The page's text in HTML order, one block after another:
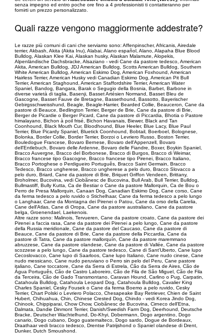
senza impegno ed entro poche ore fino a 4 professionisti ti contatteranno per
fornirti un prezzo personalizzato.
Quali razze vengono maggiormente addestrate?
Le razze più comuni di cani che serviamo sono: Affenpinscher, Africanis, Airedale
terrier, Akbash, Akita (Akita Inu), Alabai, Alano español, Alano, Alapaha Blue Blood
Bulldog, Alaskan Klee Kai, Alaskan husky, Alaskan Malamute, Alopekis,
Alpenländische Dachsbracke, Alsaziano - vedi Cane da pastore tedesco, American
Akita, American Bulldog, JDJ American Bulldog, Scotts American Bulldog, Southern
White American Bulldog, American Eskimo Dog, American Foxhound, American
Hairless Terrier, American Husky vedi Canadian Eskimo Dog, American Pit Bull
Terrier, American Staghound, American Staffordshire Terrier, American Water
Spaniel, Bandog, Bangara, Barak o Segugio della Bosnia, Barbet, Barbone in
diverse varietà di taglia, Basenji, Basset Artésien Normand, Basset Bleu de
Gascogne, Basset Fauve de Bretagne, Bassethound, Bassotto, Bayerischer
Gebirgsschweisshund, Beagle, Beagle-Harrier, Bearded Collie, Beauceron, Cane da
pastore di Beauce, Bedlington Terrier, Berger de Brie, Cane da pastore di Brie,
Berger de Picardie o Berger Picard, Cane da pastore di Piccardia, Bhotia o Pastore
himalayano, Bichon à poil frisé, Bichon Havanais, Biewer, Black and Tan
Coonhound, Black Mouth Cur, Bloodhound, Blue Heeler, Blue Lacy, Blue Paul
Terrier, Blue Picardy Spaniel, Bluetick Coonhound, Bobtail, Boerboel, Bolognese,
Bolonka, Border Collie, Border Terrier, Borzoi o Levriero Russo, Boston Terrier,
Bouledogue Francese, Bovaro Bernese, Bovaro dell'Appenzell, Bovaro
dell'Entlebuch, Bovaro delle Ardenne, Bovaro delle Fiandre, Boxer, Boykin Spaniel,
Bracco Auvergne, Bracco del Borbonese, Bracco di Burgos, Bracco di Weimar,
Bracco francese tipo Gascogne, Bracco francese tipo Pirenei, Bracco Italiano,
Bracco Portoghese o Perdigueiro Português, Bracco Saint Germain, Bracco
Tedesco, Bracco ungherese, Bracco ungherese a pelo duro, Bracco Slovacco a
pelo duro, Briard, Cane da pastore di Brie, Briquet Griffon Vendeen, Brittany,
Broholmer, Bucovina, vedi Ciobãnesc de Bucovina, Bull Arab, Bull Terrier, Bulldog,
Bullmastiff, Bully Kutta, Ca de Bestiar o Cane da pastore Mallorquin, Ca de Bou o
Perro de Presa Mallorquin, Canaan Dog, Canadian Eskimo Dog, Cane corso, Cane
da ferma tedesco a pelo ruvido o Stichelhaar, Cane da ferma tedesco a pelo lungo
o Langhaar, Cane da Montagna dei Pirenei o Patou, Cane da orso della Carelia,
Cane dell'Atlas, Cane di Oropa, Cane da pastore australiano, Cane da pastore
belga, Groenendael, Laekenois.
Altre razze sono: Malinois, Tervueren, Cane da pastore croato, Cane da pastore dei
Pirenei a faccia rasa, Cane da pastore dei Pirenei a pelo lungo, Cane da pastore
della Russia meridionale, Cane da pastore del Caucaso, Cane da pastore di
Beauce, Cane da pastore di Brie, Cane da pastore della Piccardia, Cane da
pastore di Tatra, Cane da pastore mallorquín, Cane da pastore maremmano
abruzzese, Cane da pastore olandese, Cane da pastore di Vallée, Cane da pastore
scozzese a pelo lungo, Cane da pastore tedesco, Cane di Sant'Uberto, Cane lupo
Cecoslovacco, Cane lupo di Saarloos, Cane lupo Italiano, Cane nudo cinese, Cane
nudo messicano, Cane nudo peruviano o Perro sin pelo del Peru, Cane pastore
italiano, Cane toccatore, Cane da Serra di Estrela, Cão da Serra de Aires, Cão de
Água Português, Cão de Castro Laboreiro, Cão de Fila de São Miguel, Cão de Fila
da Terceira, Cão de Gado Transmontano, Caravan Hound, Carlino o Pug, Carpatin,
Catahoula Bulldog, Catahoula Leopard Dog, Catahoula Bulldog, Cavalier King
Charles Spaniel, Cesky Fousek o Cane da ferma Boemo a pelo ruvido, Cesky
Terrier, Chart Polski o Levriero Polacco, Chesapeake Bay Retriever, Chien de Saint
Hubert, Chihuahua, Chin, Chinese Crested Dog, Chindo - vedi Korea Jindo Dog,
Chinook, Chippiparai, Chow Chow, Ciobãnesc de Bucovina, Cirneco dell'Etna,
Dalmata, Dandie Dinmont Terrier, Danish/Swedish Farm Dog, Deerhound, Deutsche
Bracke, Deutscher Wachtelhund, Do-Khyi, Dobermann, Dogo argentino, Dogo
canario, Dogo cubano, Dogo guatemalteco, Dogo sardo, Dogue de Bordeaux,
Draathaar vedi bracco tedesco, Drentse Patrijshond o Spaniel olandese di Drent,
Dunker, Dutch Smoushond.